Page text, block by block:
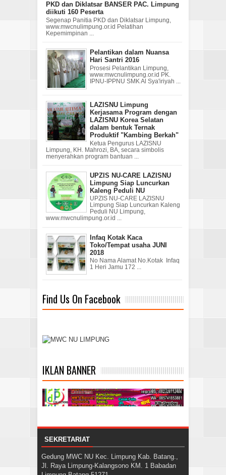
PKD dan Diklatsar BANSER PAC. Limpung
diikuti 160 Peserta
Segenap Panitia PKD dan Diklatsar Limpung,
www.mwcnulimpung.or.id Pelatihan
Kepemimpinan ...
Pelantikan dalam Nuansa
Hari Santri 2016
Prosesi Pelantikan Limpung,
www.mwcnulimpung.or.id PK.
IPNU-IPPNU SMK Al Sya'iriyah ...
LAZISNU Limpung
Kerjasama Program dengan
LAZISNU Korea Selatan
dalam bentuk Ternak
Produktif "Kambing Berkah"
Ketua Pengurus LAZISNU
Limpung, KH. Mahrozi, BA, secara simbolis
menyerahkan program bantuan ...
UPZIS NU-CARE LAZISNU
Limpung Siap Luncurkan
Kaleng Peduli NU
UPZIS NU-CARE LAZISNU
Limpung Siap Luncurkan Kaleng
Peduli NU Limpung,
www.mwcnulimpung.or.id ...
Infaq Kotak Kaca
Toko/Tempat usaha JUNI
2018
No Nama Alamat No.Kotak Infaq
1 Heri Jamu 172 ...
Find Us On Facebook
IKLAN BANNER
SEKRETARIAT
Gedung MWC NU Kec. Limpung Kab. Batang.,
Jl. Raya Limpung-Kalangsono KM. 1 Babadan